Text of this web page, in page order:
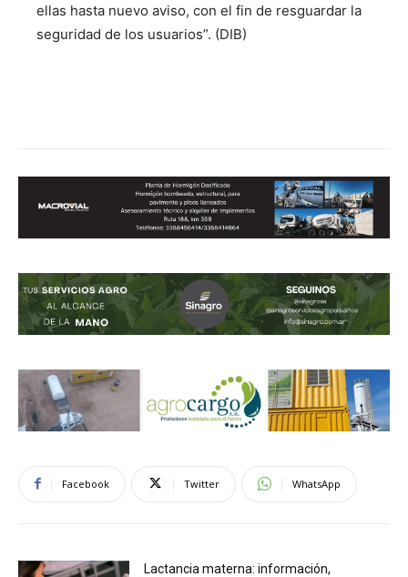
ellas hasta nuevo aviso, con el fin de resguardar la
seguridad de los usuarios”. (DIB)
Facebook Twitter WhatsApp
Lactancia materna: información,